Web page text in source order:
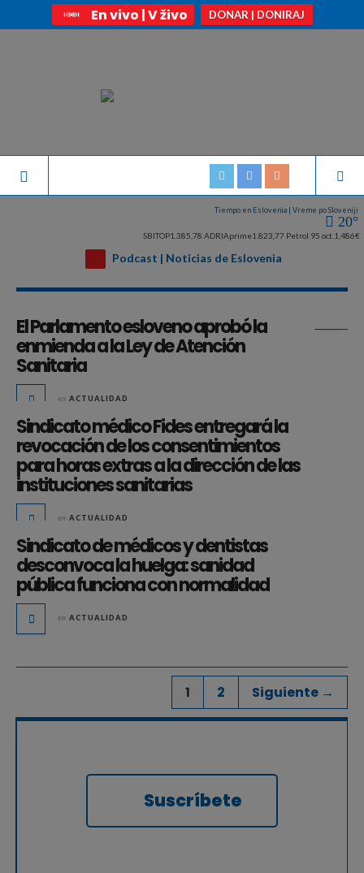
En vivo | V živo DONAR | DONIRAJ
Tiempo en Eslovenia | Vreme po Sloveniji
20°
SBITOP1.385,78 ADRIAprime1.823,77 Petrol 95 oct. 1,486€
Podcast | Noticias de Eslovenia
El Parlamento esloveno aprobó la
enmienda a la Ley de Atención
Sanitaria
en ACTUALIDAD
Sindicato médico Fides entregará la
revocación de los consentimientos
para horas extras a la dirección de las
instituciones sanitarias
en ACTUALIDAD
Sindicato de médicos y dentistas
desconvoca la huelga: sanidad
pública funciona con normalidad
en ACTUALIDAD
1 2 Siguiente →
Suscríbete